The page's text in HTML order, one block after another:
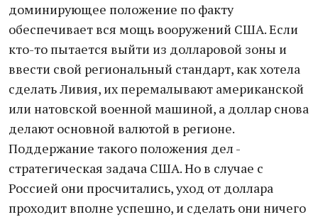
доминирующее положение по факту
обеспечивает вся мощь вооружений США. Если
кто-то пытается выйти из долларовой зоны и
ввести свой региональный стандарт, как хотела
сделать Ливия, их перемалывают американской
или натовской военной машиной, а доллар снова
делают основной валютой в регионе.
Поддержание такого положения дел -
стратегическая задача США. Но в случае с
Россией они просчитались, уход от доллара
проходит вполне успешно, и сделать они ничего